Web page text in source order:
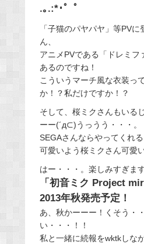
.｡.:*･゜ﾟ
「子猫のパヤパヤ」等PV
ん、
アニメPVである「ドレミフ
あるのですね！
こういうマーチ風な衣装っ
か！？私だけですか！？
そして、桜ミクさんもいる
ーー(´д⊂)うっうう・・・。
SEGAさんならやってくれ
可愛いよう桜ミクさん可愛い
はー・・・。楽しみすぎます
「初音ミク Project
2013年秋発売予定！
あ、秋かーーー！くそう・
い・・・！！
私と一緒に続報をwktkしな